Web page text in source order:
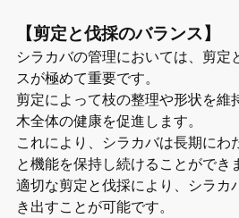
【剪定と伐採のバランス】
シラカバの管理においては、剪定
スが極めて重要です。
剪定によって枝の整理や形状を維
木全体の健康を促進します。
これにより、シラカバは長期にわ
と機能を保持し続けることができ
適切な剪定と伐採により、シラカ
き出すことが可能です。